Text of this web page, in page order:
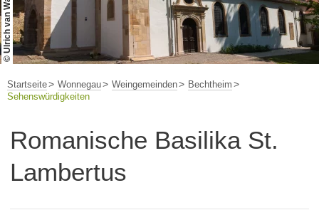
© Ulrich van Wasen
Startseite Wonnegau Weingemeinden
Bechtheim
Sehenswürdigkeiten
Romanische Basilika St.
Lambertus